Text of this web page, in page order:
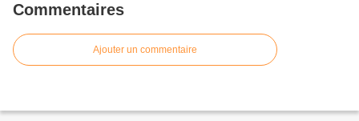
Commentaires
Ajouter un commentaire